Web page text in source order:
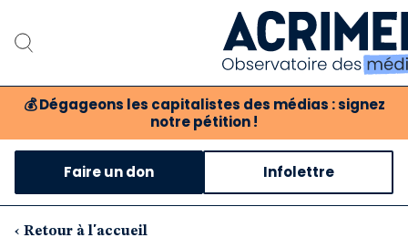
💰 Dégageons les capitalistes des médias : signez
notre pétition !Notre association
Notre critique des
Faire un don Infolettre
‹ Retour à l'accueil